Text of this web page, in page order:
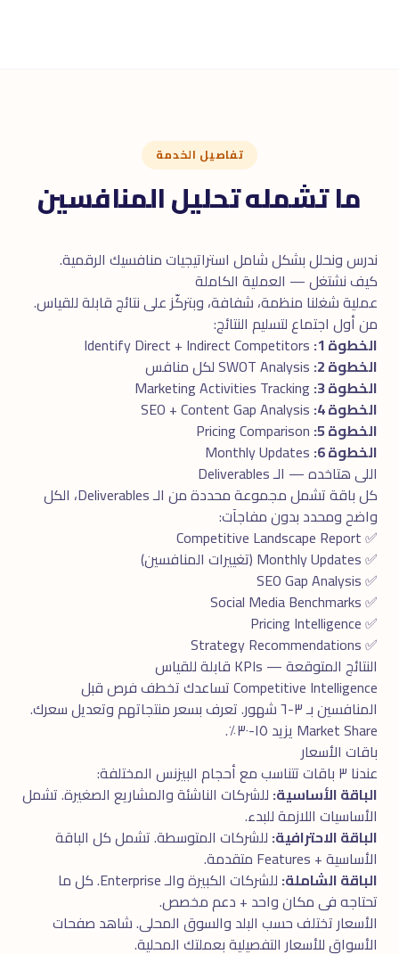
تفاصيل الخدمة
ما تشمله تحليل المنافسين
ندرس ونحلل بشكل شامل استراتيجيات منافسيك الرقمية.
كيف نشتغل — العملية الكاملة
عملية شغلنا منظمة، شفافة، وبتركّز على نتائج قابلة للقياس.
من أول اجتماع لتسليم النتائج:
الخطوة 1:
الخطوة 2:
الخطوة 3:
الخطوة 4:
الخطوة 5:
الخطوة 6:
اللى هتاخده — الـ Deliverables
كل باقة تشمل مجموعة محددة من الـ Deliverables، الكل
واضح ومحدد بدون مفاجآت:
✅ Competitive Landscape Report
✅ Monthly Updates (تغييرات المنافسين)
✅ SEO Gap Analysis
✅ Social Media Benchmarks
✅ Pricing Intelligence
✅ Strategy Recommendations
النتائج المتوقعة — KPIs قابلة للقياس
Competitive Intelligence تساعدك تخطف فرص قبل
المنافسين بـ ٣-٦ شهور. تعرف بسعر منتجاتهم وتعديل سعرك.
Market Share يزيد ١٥-٣٠٪.
باقات الأسعار
عندنا ٣ باقات تتناسب مع أحجام البيزنس المختلفة:
الباقة الأساسية: للشركات الناشئة والمشاريع الصغيرة. تشمل
الأساسيات اللازمة للبدء.
الباقة الاحترافية: للشركات المتوسطة. تشمل كل الباقة
الأساسية + Features متقدمة.
الباقة الشاملة:
للشركات الكبيرة والـ Enterprise. كل ما
تحتاجه فى مكان واحد + دعم مخصص.
الأسعار تختلف حسب البلد والسوق المحلى. شاهد صفحات
الأسواقللأسعار التفصيلية بعملتك المحلية.